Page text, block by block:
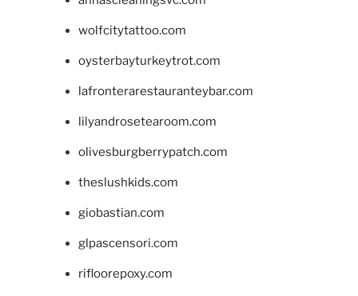
wolfcitytattoo.com
oysterbayturkeytrot.com
lafronterarestauranteybar.com
lilyandrosetearoom.com
olivesburgberrypatch.com
theslushkids.com
giobastian.com
glpascensori.com
rifloorepoxy.com